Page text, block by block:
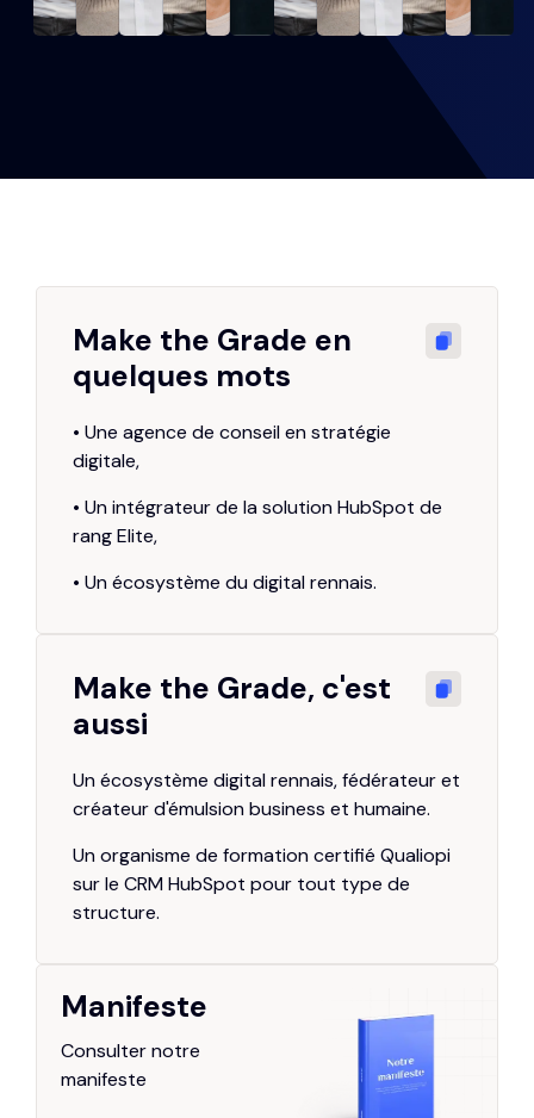
Make the Grade en
quelques mots
• Une agence de conseil en stratégie
digitale,
• Un intégrateur de la solution HubSpot de
rang Elite,
• Un écosystème du digital rennais.
Make the Grade, c'est
aussi
Un écosystème digital rennais, fédérateur et
créateur d'émulsion business et humaine.
Un organisme de formation certifié Qualiopi
sur le CRM HubSpot pour tout type de
structure.
Manifeste
Consulter notre
manifeste